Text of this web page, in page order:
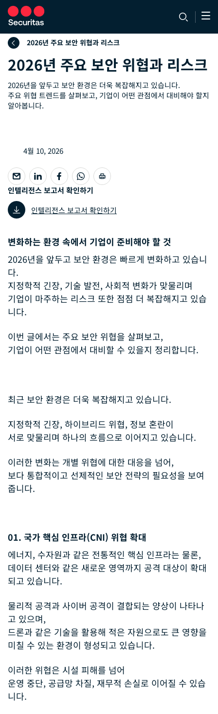
2026년 주요 보안 위협과 리스크
2026년 주요 보안 위협과 리스크
2026년을 앞두고 보안 환경은 더욱 복잡해지고 있습니다.
주요 위협 트렌드를 살펴보고, 기업이 어떤 관점에서 대비해야 할지
알아봅니다.
변화하는 환경 속에서 기업이 준비해야 할 것
2026년을 앞두고 보안 환경은 빠르게 변화하고 있습니
다.
지정학적 긴장, 기술 발전, 사회적 변화가 맞물리며
기업이 마주하는 리스크 또한 점점 더 복잡해지고 있습
니다.
이번 글에서는 주요 보안 위협을 살펴보고,
기업이 어떤 관점에서 대비할 수 있을지 정리합니다.
최근 보안 환경은 더욱 복잡해지고 있습니다.
지정학적 긴장, 하이브리드 위협, 정보 혼란이
서로 맞물리며 하나의 흐름으로 이어지고 있습니다.
이러한 변화는 개별 위협에 대한 대응을 넘어,
보다 통합적이고 선제적인 보안 전략의 필요성을 보여
줍니다.
01. 국가 핵심 인프라(CNI) 위협 확대
에너지, 수자원과 같은 전통적인 핵심 인프라는 물론,
데이터 센터와 같은 새로운 영역까지 공격 대상이 확대
되고 있습니다.
물리적 공격과 사이버 공격이 결합되는 양상이 나타나
고 있으며,
드론과 같은 기술을 활용해 적은 자원으로도 큰 영향을
미칠 수 있는 환경이 형성되고 있습니다.
이러한 위협은 시설 피해를 넘어
운영 중단, 공급망 차질, 재무적 손실로 이어질 수 있습
니다.
4월 10, 2026
인텔리전스 보고서 확인하기
인텔리전스 보고서 확인하기